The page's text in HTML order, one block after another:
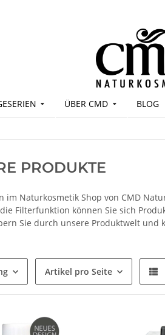
ÜBER CMD BLOG
PRODUKTE
im Naturkosmetik Shop von CMD
Filterfunktion können Sie sich
Sie durch unsere Produktwelt
Artikel pro Seite